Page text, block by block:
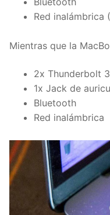
Red inalámbrica
Mientras que la
2x Thunderbolt 3
1x Jack de
Bluetooth
Red inalámbrica